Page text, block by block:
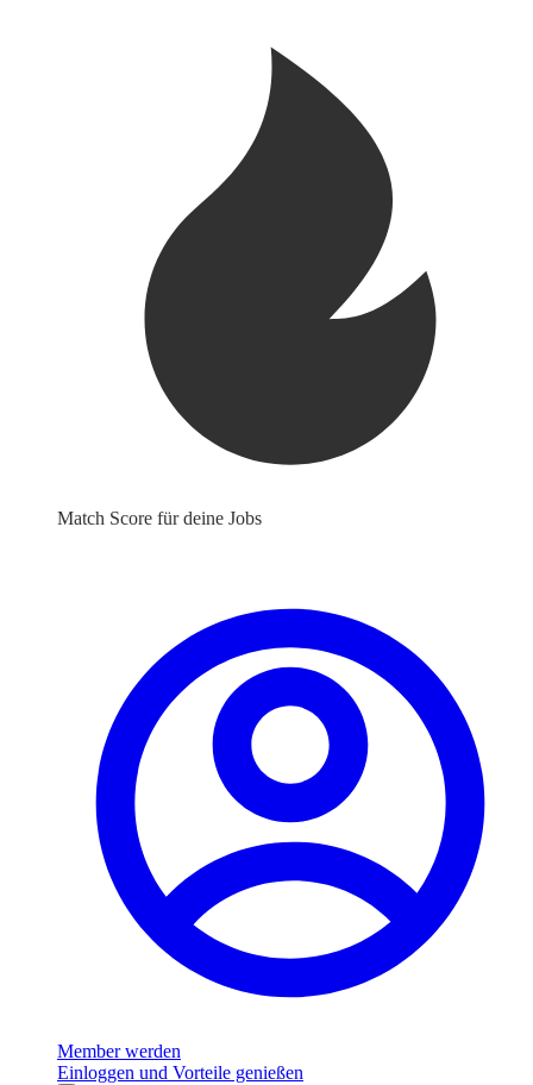
Match Score für deine Jobs
Member werden
Einloggen und Vorteile genießen